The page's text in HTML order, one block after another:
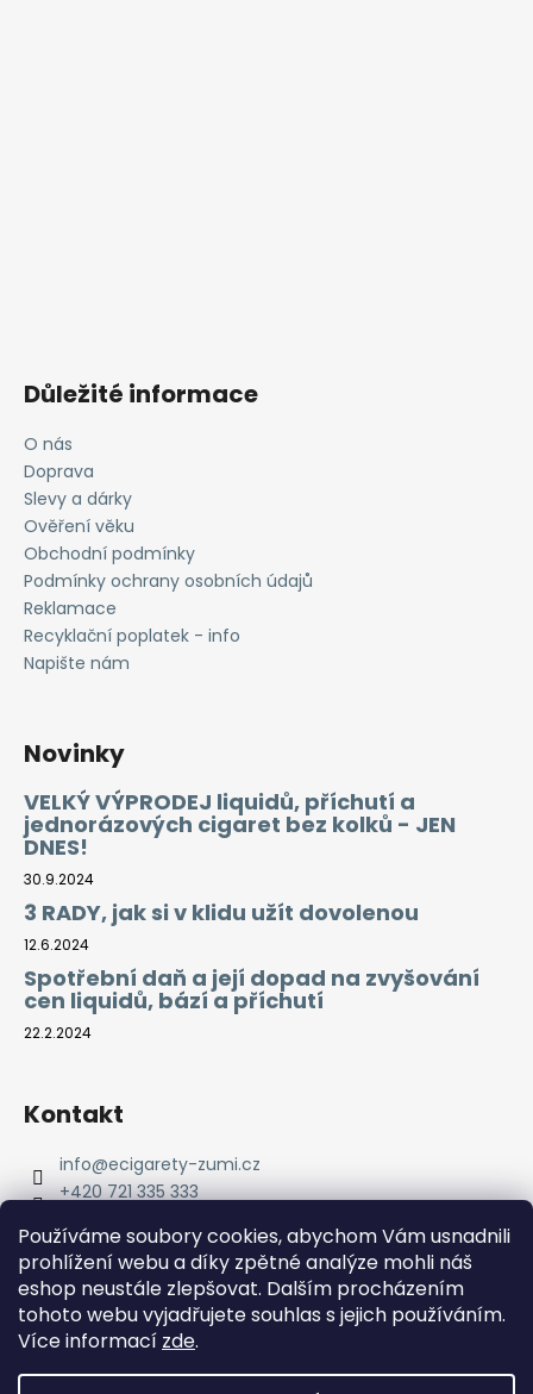
Používáme soubory cookies, abychom Vám usnadnili
prohlížení webu a díky zpětné analýze mohli náš
eshop neustále zlepšovat. Dalším procházením
tohoto webu vyjadřujete souhlas s jejich používáním.
Více informací zde.
Důležité informace
O nás
Doprava
Slevy a dárky
Ověření věku
Obchodní podmínky
Podmínky ochrany osobních údajů
Reklamace
Recyklační poplatek - info
Napište nám
Novinky
VELKÝ VÝPRODEJ liquidů, příchutí a
jednorázových cigaret bez kolků - JEN
DNES!
30.9.2024
3 RADY, jak si v klidu užít dovolenou
12.6.2024
Spotřební daň a její dopad na zvyšování
cen liquidů, bází a příchutí
22.2.2024
Kontakt
info@ecigarety-zumi.cz
+420 721 335 333